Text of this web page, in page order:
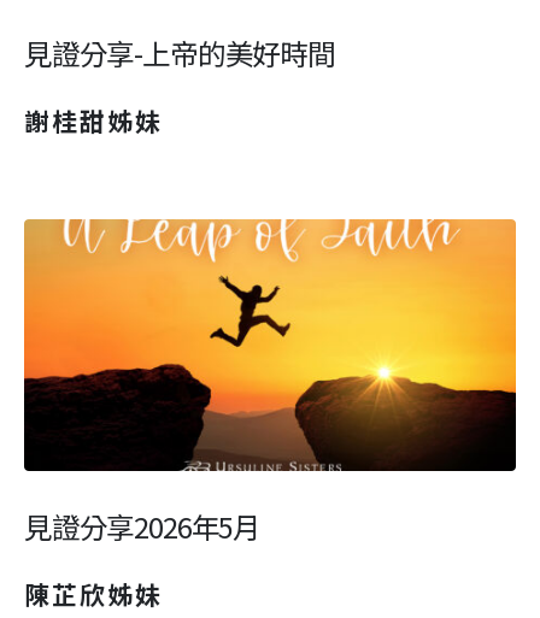
見證分享-上帝的美好時間
謝桂甜姊妹
見證分享2026年5月
陳芷欣姊妹